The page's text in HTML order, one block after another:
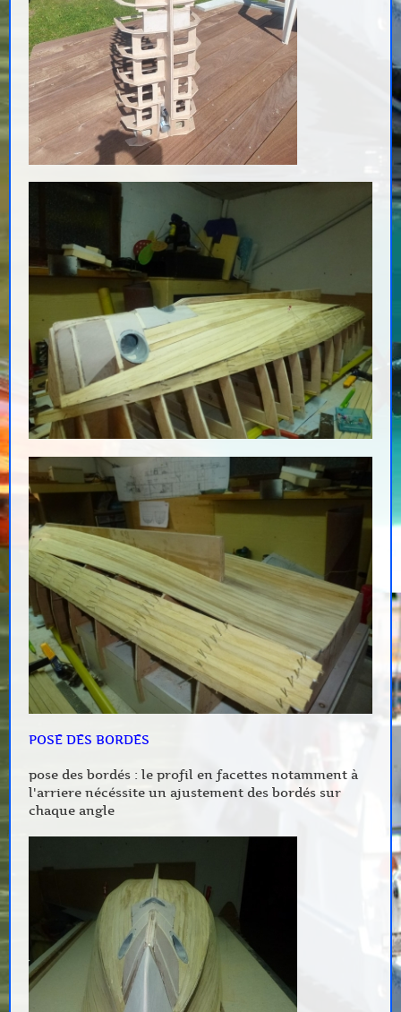
POSE DES BORDES
pose des bordés : le profil en facettes notamment à
l'arriere nécéssite un ajustement des bordés sur
chaque angle